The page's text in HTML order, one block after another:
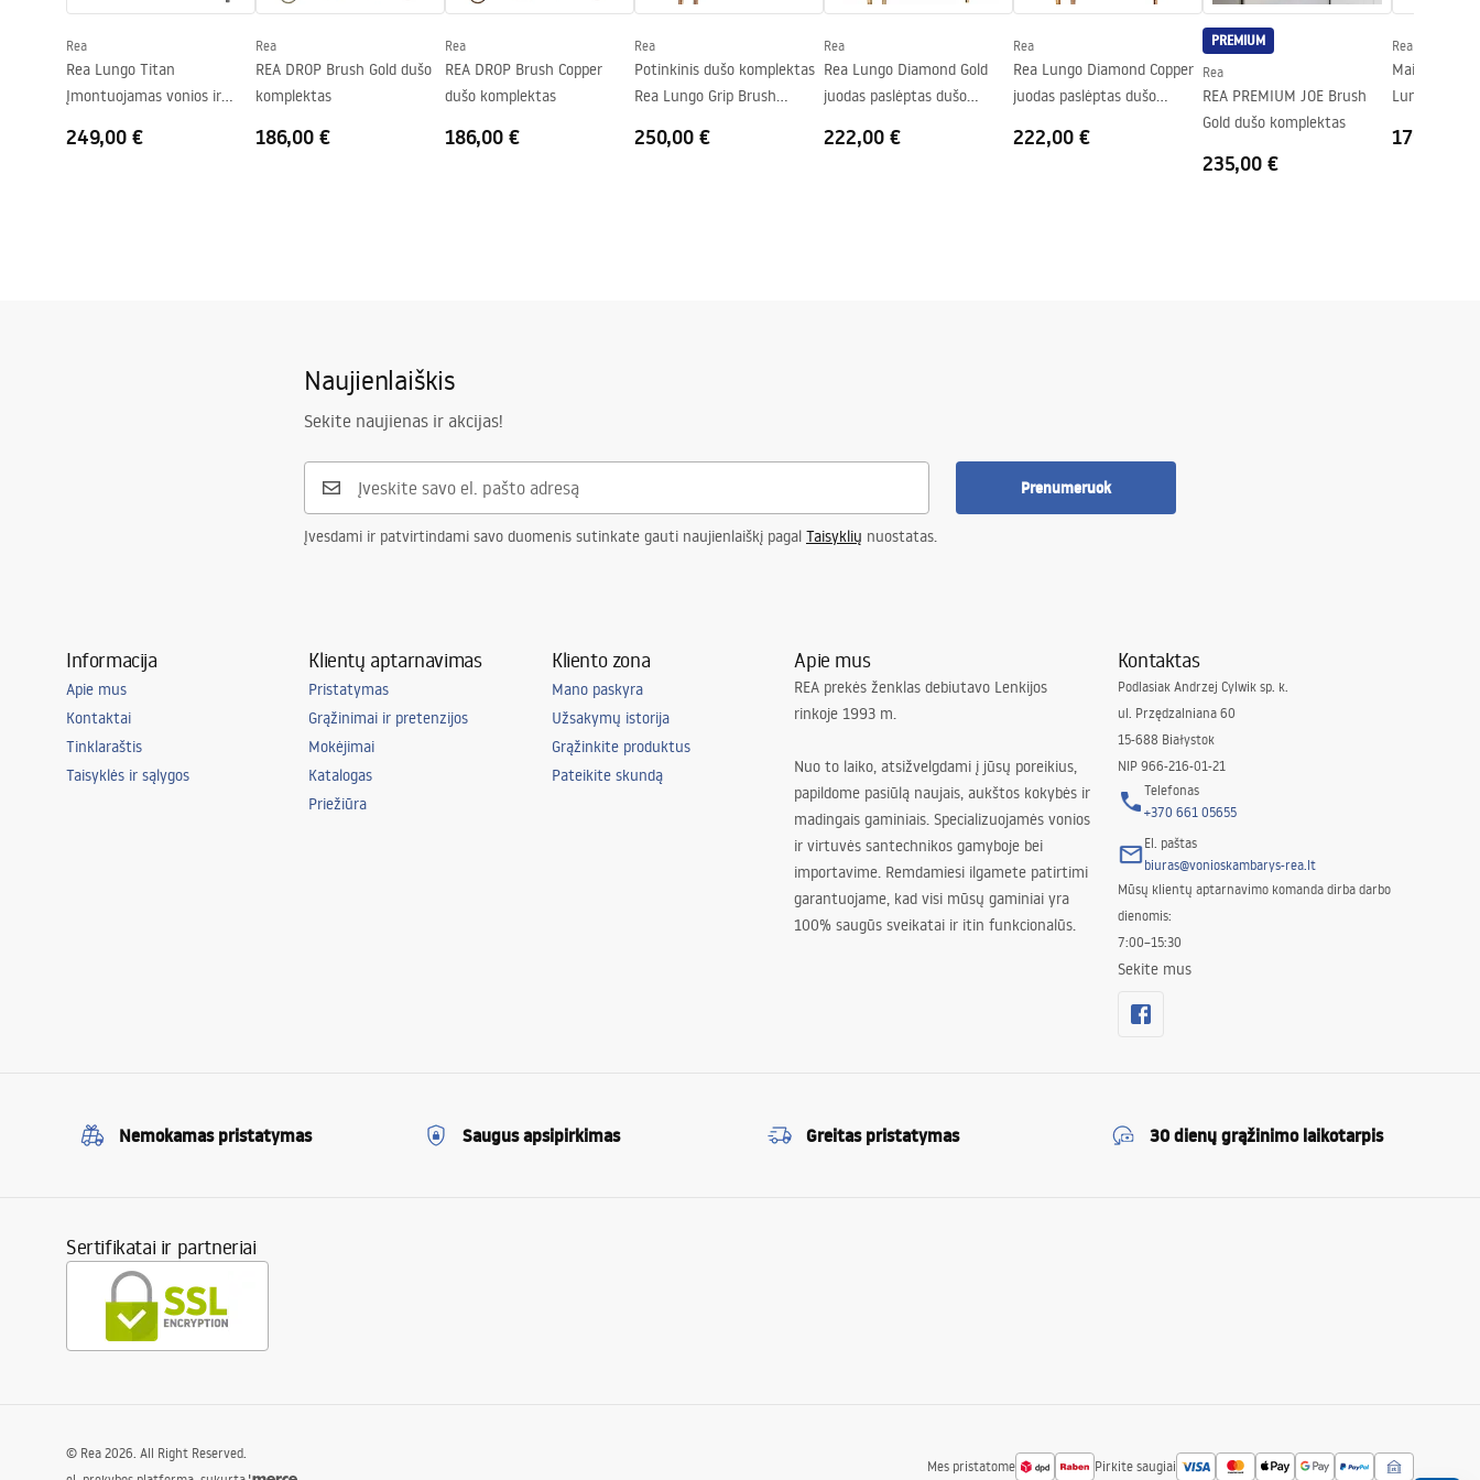
Garantija
24 mėnesių
„Easy Clean“ danga
Taip, vienoje stiklo pusėje
Rea
Rea Lungo Titan
Įmontuojamas vonios ir
249,00 €
Rea
REA DROP Brush Gold dušo
komplektas
186,00 €
Rea
REA DROP Brush Copper
dušo komplektas
186,00 €
Rea
Potinkinis dušo komplektas
Rea Lungo Grip Brush
250,00 €
Rea
Rea Lungo Diamond Gold
juodas paslėptas dušo
222,00 €
Rea
Rea Lungo Diamond Copper
juodas paslėptas dušo
222,00 €
PREMIUM
Rea
REA PREMIUM JOE Brush
Gold dušo komplektas
235,00 €
Rea
Maišytuvas
Lungo Brush
179,00 €
Naujienlaiškis
Sekite naujienas ir akcijas!
Prenumeruok
Įvesdami ir patvirtindami savo duomenis sutinkate gauti naujienlaiškį pagal Taisyklių nuostatas.
Informacija
Apie mus
Kontaktai
Tinklaraštis
Taisyklės ir sąlygos
Klientų aptarnavimas
Pristatymas
Grąžinimai ir pretenzijos
Mokėjimai
Katalogas
Priežiūra
Kliento zona
Mano paskyra
Užsakymų istorija
Grąžinkite produktus
Pateikite skundą
Apie mus
REA prekės ženklas debiutavo Lenkijos
rinkoje 1993 m.
Nuo to laiko, atsižvelgdami į jūsų poreikius,
papildome pasiūlą naujais, aukštos kokybės ir
madingais gaminiais. Specializuojamės vonios
ir virtuvės santechnikos gamyboje bei
importavime. Remdamiesi ilgamete patirtimi
garantuojame, kad visi mūsų gaminiai yra
100% saugūs sveikatai ir itin funkcionalūs.
Kontaktas
Podlasiak Andrzej Cylwik sp. k.
ul. Przędzalniana 60
15-688 Białystok
NIP 966-216-01-21
Telefonas
+370 661 05655
El. paštas
biuras@vonioskambarys-rea.lt
Mūsų klientų aptarnavimo komanda dirba darbo
dienomis:
7:00–15:30
Sekite mus
Nemokamas pristatymas Saugus apsipirkimas Greitas pristatymas 30 dienų grąžinimo laikotarpis
Sertifikatai ir partneriai
Mes pristatome Pirkite saugiai
© Rea 2026. All Right Reserved.